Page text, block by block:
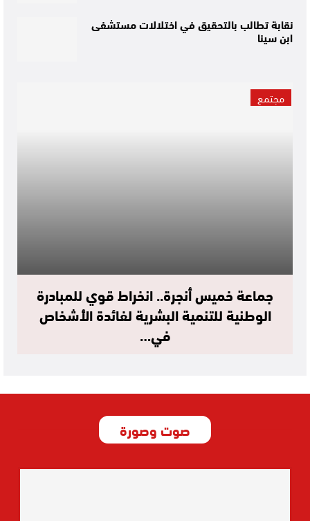
نقابة تطالب بالتحقيق في اختلالات مستشفى
ابن سينا
مجتمع
جماعة خميس أنجرة.. انخراط قوي للمبادرة
الوطنية للتنمية البشرية لفائدة الأشخاص
في…
صوت وصورة